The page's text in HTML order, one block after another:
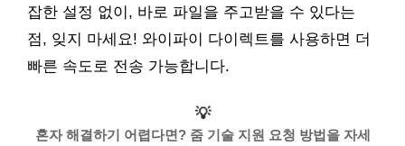
잡한 설정 없이, 바로 파일을 주고받을 수 있다는
점, 잊지 마세요! 와이파이 다이렉트를 사용하면 더
빠른 속도로 전송 가능합니다.
💡
혼자 해결하기 어렵다면? 줌 기술 지원 요청 방법을 자세